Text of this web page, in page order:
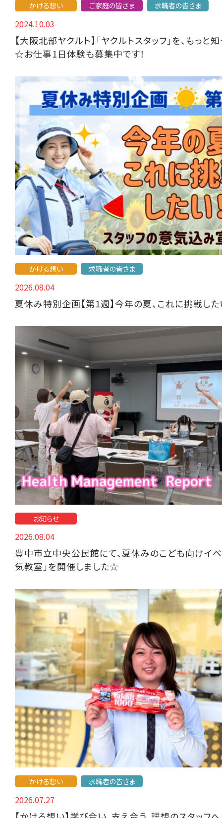
かける想い ご家庭の皆さま 求職者の皆さま
2024.10.03
【大阪北部ヤクルト】「ヤクルトスタッフ」を、もっと
☆お仕事1日体験も募集中です！
かける想い 求職者の皆さま
2026.08.04
夏休み特別企画【第1週】今年の夏、これに挑戦した
お知らせ
2026.08.04
豊中市立中央公民館にて、夏休みのこども向けイベ
気教室」を開催しました☆
かける想い 求職者の皆さま
2026.07.27